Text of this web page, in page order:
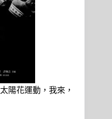
陽花運動，我來，